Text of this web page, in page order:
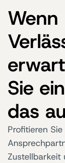
Wenn
Sie
das
Profitieren
Zustellbarkeit